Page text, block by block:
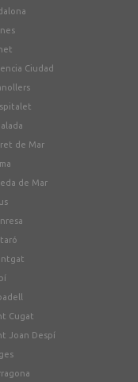
Ciudad
de Mar
de Mar
Cugat
Joan Despí